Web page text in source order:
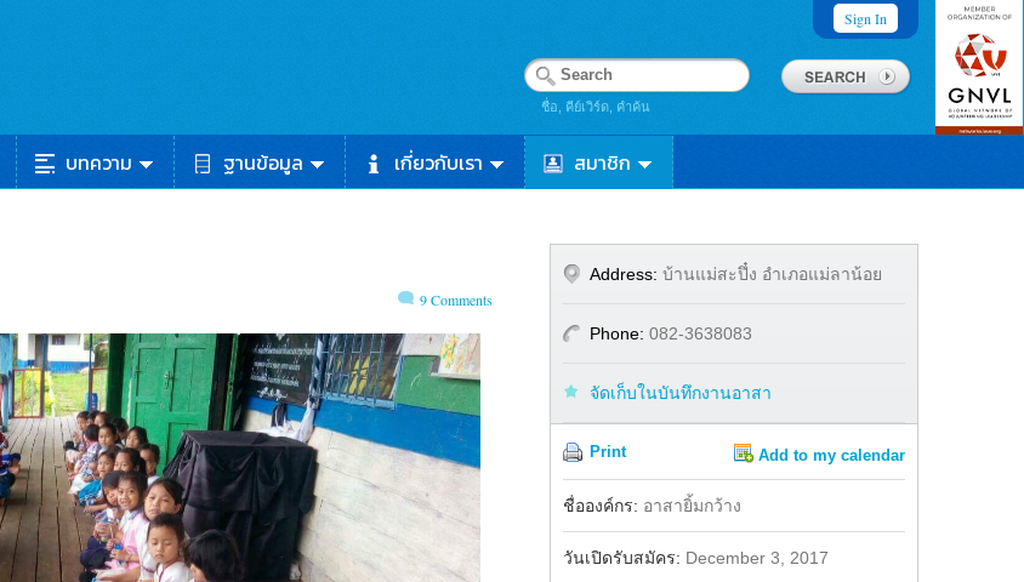
Sign In
ชื่อ, คีย์เวิร์ด, คำค้น
บทความ ฐานข้อมูล เกี่ยวกับเรา สมาชิก
9 Comments
Address: บ้านแม่สะปึ๋ง อำเภอแม่ลาน้อย
Phone: 082-3638083
จัดเก็บในบันทึกงานอาสา
Print Add to my calendar
ชื่อองค์กร: อาสายิ้มกว้าง
วันเปิดรับสมัคร: December 3, 2017